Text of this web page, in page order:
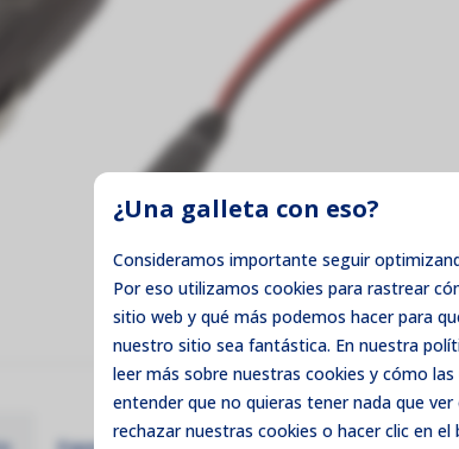
¿Una galleta con eso?
Consideramos importante seguir
Por eso utilizamos cookies para rastrear
sitio web y qué más podemos hacer para
nuestro sitio sea fantástica. En nuestra
leer más sobre nuestras cookies y cómo las
entender que no quieras tener nada que ver
rechazarnuestras cookies o hacer clic en